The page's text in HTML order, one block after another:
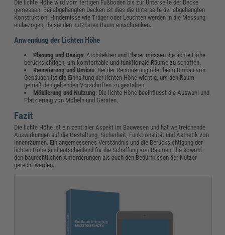
Die lichte Höhe wird vom fertigen Fußboden bis zur Unterseite der Decke
gemessen. Bei abgehängten Decken ist dies die Unterseite der abgehängten
Konstruktion. Hindernisse wie Träger oder Leuchten werden in die Messung
einbezogen, da sie den nutzbaren Raum einschränken.
Anwendung der Lichten Höhe
Planung und Design: Architekten und Planer müssen die lichte Höhe
berücksichtigen, um komfortable und funktionale Räume zu schaffen.
Renovierung und Umbau: Bei der Renovierung oder beim Umbau von
Gebäuden ist die Einhaltung der lichten Höhe wichtig, um den Raum
gemäß den geltenden Vorschriften zu gestalten.
Möblierung und Nutzung: Die lichte Höhe beeinflusst die Auswahl und
Platzierung von Möbeln und Geräten.
Fazit
Die lichte Höhe ist ein zentraler Aspekt im Bauwesen und hat weitreichende
Auswirkungen auf die Gestaltung, Sicherheit, Funktionalität und Ästhetik von
Innenräumen. Ein angemessenes Verständnis und die Berücksichtigung der
lichten Höhe sind entscheidend für die Schaffung von Räumen, die sowohl
den baurechtlichen Anforderungen als auch den Bedürfnissen der Nutzer
gerecht werden.